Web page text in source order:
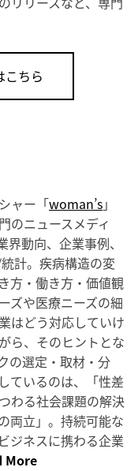
こちら
ャー「woman’s」
のニュースメディ
動向、企業事例、
計。疾病構造の変
方・働き方・価値観
ズや医療ニーズの細
はどう対応していけ
ら、そのヒントとな
の選定・取材・分
ているのは、「性差
わる社会課題の解決
両立」。持続可能な
ジネスに携わる企業
More